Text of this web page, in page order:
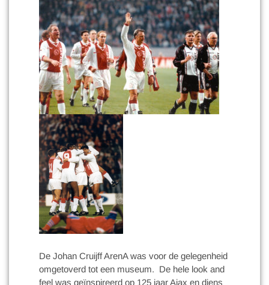
De Johan Cruijff ArenA was voor de gelegenheid
omgetoverd tot een museum. De hele look and
feel was geïnspireerd op 125 jaar Ajax en diens